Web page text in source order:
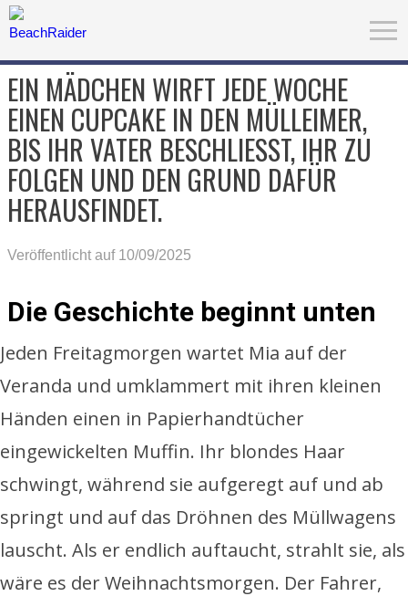
EIN MÄDCHEN WIRFT JEDE WOCHE
EINEN CUPCAKE IN DEN MÜLLEIMER,
BIS IHR VATER BESCHLIESST, IHR ZU F
OLGEN UND DEN GRUND DAFÜR H
ERAUSFINDET.
Veröffentlicht auf 10/09/2025
Die Geschichte beginnt unten
Jeden Freitagmorgen wartet Mia auf der
Veranda und umklammert mit ihren kleinen
Händen einen in Papierhandtücher
eingewickelten Muffin. Ihr blondes Haar
schwingt, während sie aufgeregt auf und ab
springt und auf das Dröhnen des Müllwagens
lauscht. Als er endlich auftaucht, strahlt sie, als
wäre es der Weihnachtsmorgen. Der Fahrer,